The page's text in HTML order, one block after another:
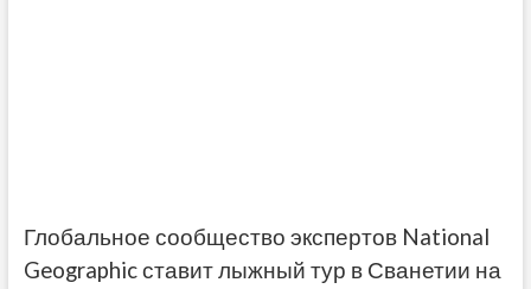
Глобальное сообщество экспертов National
Geographic ставит лыжный тур в Сванетии на